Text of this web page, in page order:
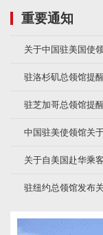
重要通知
关于中国驻美国使
驻洛杉矶总领馆提
驻芝加哥总领馆提
中国驻美使领馆关
关于自美国赴华乘
驻纽约总领馆发布